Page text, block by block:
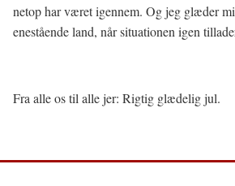
netop har været igennem. Og jeg glæder
enestående land, når situationen igen
Fra alle os til alle jer: Rigtig glædelig jul.